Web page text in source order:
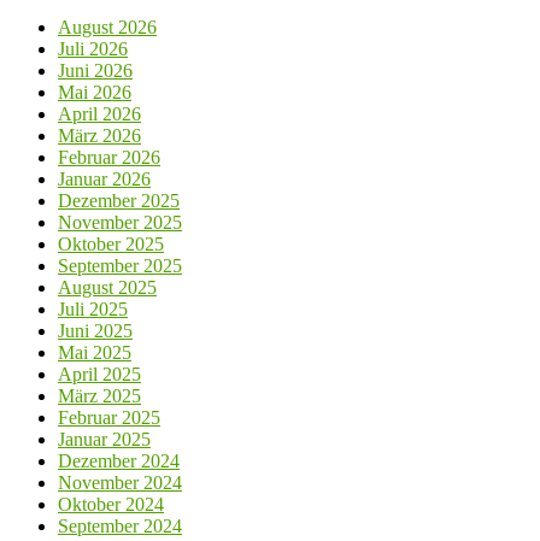
August 2026
Juli 2026
Juni 2026
Mai 2026
April 2026
März 2026
Februar 2026
Januar 2026
Dezember 2025
November 2025
Oktober 2025
September 2025
August 2025
Juli 2025
Juni 2025
Mai 2025
April 2025
März 2025
Februar 2025
Januar 2025
Dezember 2024
November 2024
Oktober 2024
September 2024